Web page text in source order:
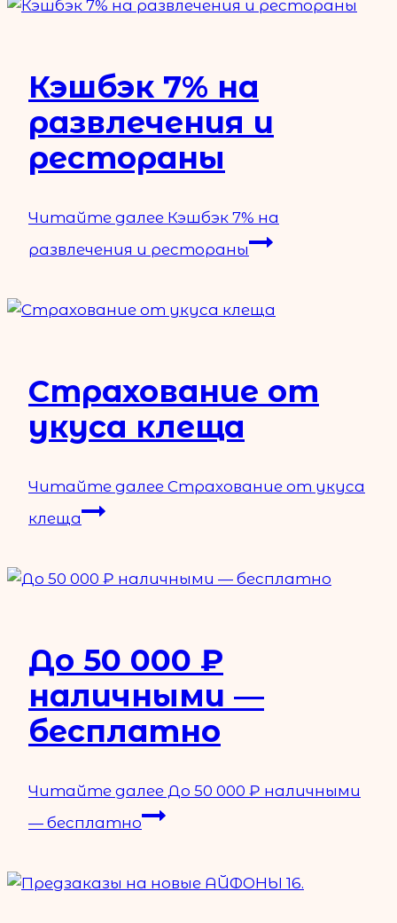
Кэшбэк 7% на
развлечения и
рестораны
Читайте далее Кэшбэк 7% на
развлечения и рестораны
Страхование от
укуса клеща
Читайте далее Страхование от укуса
клеща
До 50 000 ₽
наличными —
бесплатно
Читайте далее До 50 000 ₽ наличными
— бесплатно